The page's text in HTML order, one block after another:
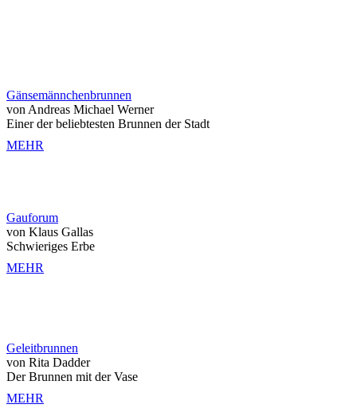
Gänsemännchenbrunnen
von Andreas Michael Werner
Einer der beliebtesten Brunnen der Stadt
MEHR
Gauforum
von Klaus Gallas
Schwieriges Erbe
MEHR
Geleitbrunnen
von Rita Dadder
Der Brunnen mit der Vase
MEHR